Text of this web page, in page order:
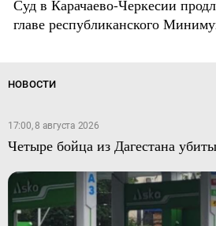
Суд в Карачаево-Черкесии
главе республиканского
НОВОСТИ
17:00, 8 августа 2026
Четыре бойца из Дагестана